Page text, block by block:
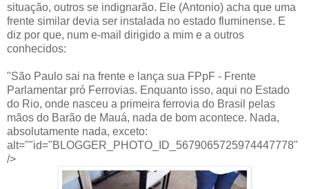
situação, outros se indignarão. Ele (Antonio) acha que uma
frente similar devia ser instalada no estado fluminense. E
diz por que, num e-mail dirigido a mim e a outros
conhecidos:
"São Paulo sai na frente e lança sua FPpF - Frente
Parlamentar pró Ferrovias. Enquanto isso, aqui no Estado
do Rio, onde nasceu a primeira ferrovia do Brasil pelas
mãos do Barão de Mauá, nada de bom acontece. Nada,
absolutamente nada, exceto:
alt=""id="BLOGGER_PHOTO_ID_5679065725974447778"
/>